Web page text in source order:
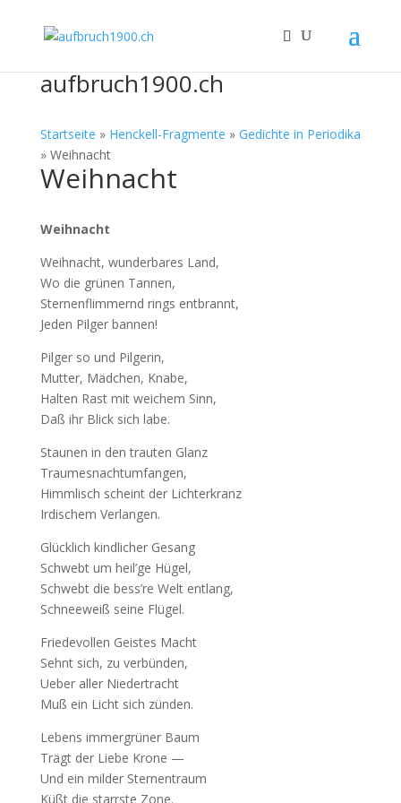
aufbruch1900.ch
Startseite » Henckell-Fragmente » Gedichte in Periodika
» Weihnacht
Weihnacht
Weihnacht
Weihnacht, wunderbares Land,
Wo die grünen Tannen,
Sternenflimmernd rings entbrannt,
Jeden Pilger bannen!
Pilger so und Pilgerin,
Mutter, Mädchen, Knabe,
Halten Rast mit weichem Sinn,
Daß ihr Blick sich labe.
Staunen in den trauten Glanz
Traumesnachtumfangen,
Himmlisch scheint der Lichterkranz
Irdischem Verlangen.
Glücklich kindlicher Gesang
Schwebt um heil’ge Hügel,
Schwebt die bess’re Welt entlang,
Schneeweiß seine Flügel.
Friedevollen Geistes Macht
Sehnt sich, zu verbünden,
Ueber aller Niedertracht
Muß ein Licht sich zünden.
Lebens immergrüner Baum
Trägt der Liebe Krone —
Und ein milder Sternentraum
Küßt die starrste Zone.